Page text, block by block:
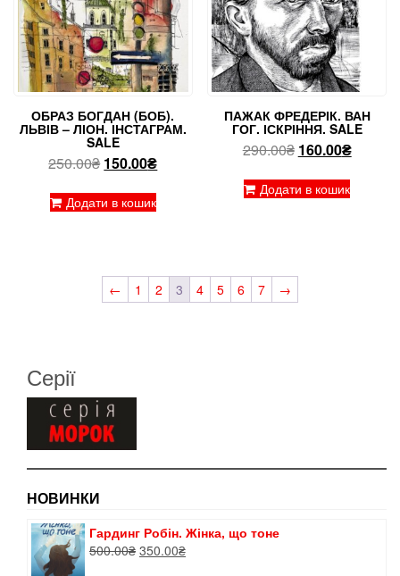
ОБРАЗ БОГДАН (БОБ).
ЛЬВІВ – ЛІОН. ІНСТАГРАМ.
SALE
250.00₴ Оригінальна
250.00₴.
150.00₴Поточна
Додати в кошик
ПАЖАК ФРЕДЕРІК. ВАН
ГОГ. ІСКРІННЯ. SALE
290.00₴ Оригінальна
290.00₴.
160.00₴
Додати в кошик
← 1 2 3 4 5 6 7 →
Серії
НОВИНКИ
Гардинг Робін. Жінка, що тоне
500.00₴ Оригінальна
350.00₴Поточна